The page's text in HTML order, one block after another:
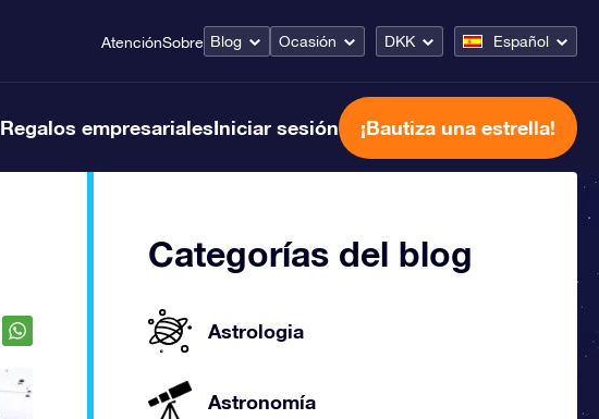
AtenciónSobre Blog Ocasión DKK Español
Regalos empresarialesIniciar sesión ¡Bautiza una estrella!
Categorías del blog
Astrologia
Astronomía